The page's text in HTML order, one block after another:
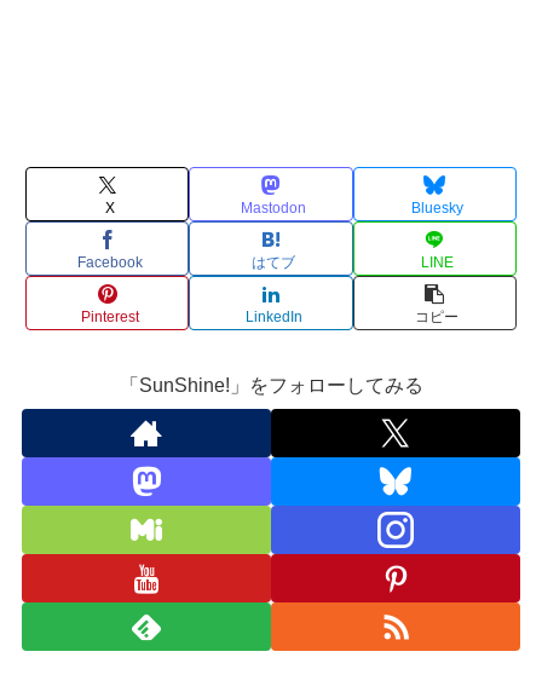
X Mastodon Bluesky
Facebook はてブ LINE
Pinterest LinkedIn コピー
「SunShine!」をフォローしてみる